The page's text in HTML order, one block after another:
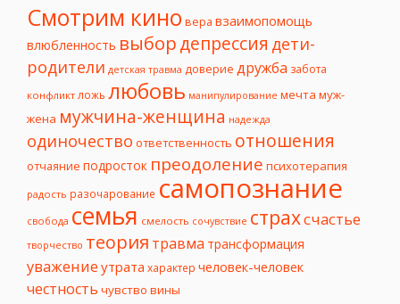
Смотрим кино вера взаимопомощь
влюбленность выбордепрессия дети-
родители детская травма доверие дружба забота
конфликт ложь любовь манипулирование мечта муж-
жена мужчина-женщина надежда
одиночество ответственность отношения
отчаяние подросток преодоление психотерапия
радость разочарование самопознание
свобода семья смелость сочувствие страхсчастье
творчество теория травма трансформация
уважение утрата характер человек-человек
честность чувство вины